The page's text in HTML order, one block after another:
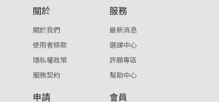
入。
重設密碼
點擊下方「確定」將前一位使用者強制登出。
確定
取消
關於
關於我們
使用者條款
隱私權政策
服務契約
服務
最新消息
選課中心
許願專區
幫助中心
申請 會員